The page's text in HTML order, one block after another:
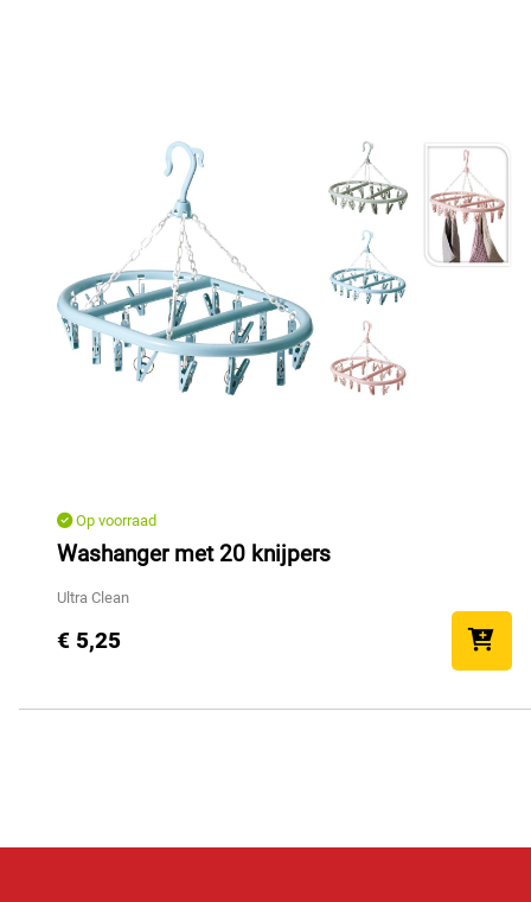
Op voorraad
Washanger met 20 knijpers
Ultra Clean
€ 5,25